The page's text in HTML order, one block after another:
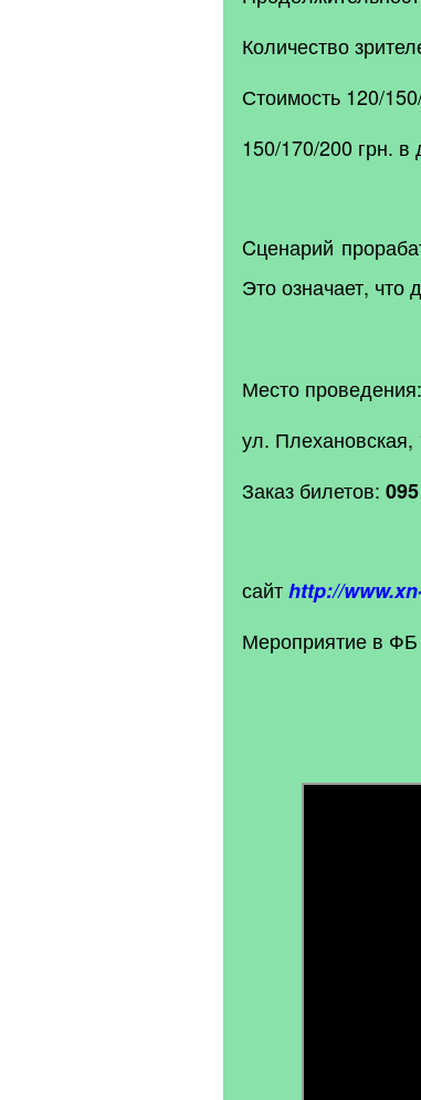
Количество
Стоимость 120/
150/170/200 грн. в
Cценарий
Это означает,
Место
ул.
Заказ билетов:
сайтhttp://
Мероприятие в ФБ